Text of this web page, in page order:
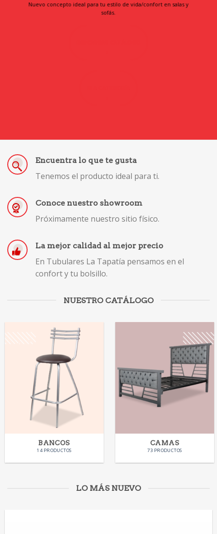
Nuevo concepto ideal para tu estilo de vida/confort en salas y
sofás.
Encuentra lo que te gusta
Tenemos el producto ideal para ti.
Conoce nuestro showroom
Próximamente nuestro sitio físico.
La mejor calidad al mejor precio
En Tubulares La Tapatía pensamos en el
confort y tu bolsillo.
NUESTRO CATÁLOGO
BANCOS
14 PRODUCTOS
CAMAS
73 PRODUCTOS
LO MÁS NUEVO